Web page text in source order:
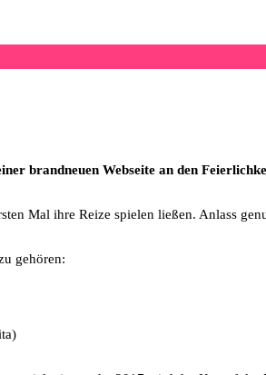
brandneuen Webseite an den
Mal ihre Reize spielen ließen. Anlass
gehören: